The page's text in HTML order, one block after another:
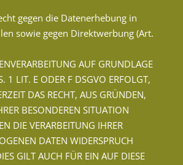
gegen die Datenerhebung in
sowie gegen Direktwerbung (Art.
AUF GRUNDLAGE
1 LIT. E ODER F DSGVO ERFOLGT,
DAS RECHT, AUS GRÜNDEN,
BESONDEREN SITUATION
DIE VERARBEITUNG IHRER
DATEN WIDERSPRUCH
GILT AUCH FÜR EIN AUF DIESE